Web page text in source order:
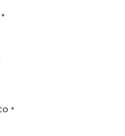
*
*